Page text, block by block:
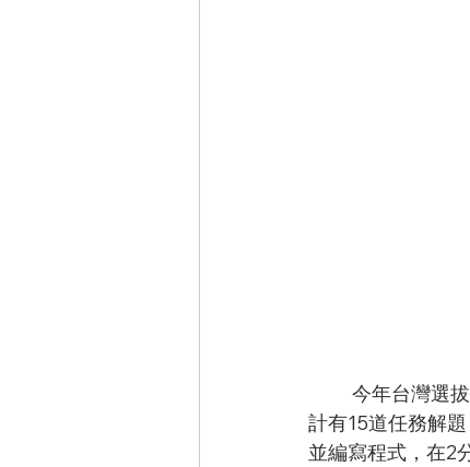
今年台灣選
計有15道任務解
並編寫程式，在2